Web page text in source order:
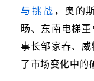
与挑战 ，奥的
旸、东南电梯
事长邹家春、
了市场变化中的